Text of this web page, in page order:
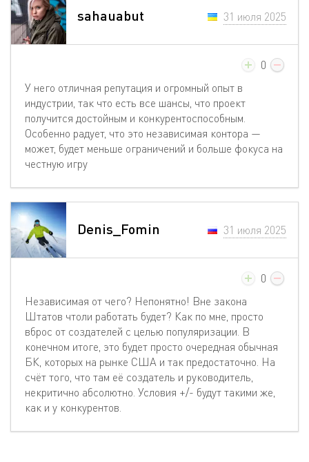
sahauabut 31 июля 2025
0
У него отличная репутация и огромный опыт в
индустрии, так что есть все шансы, что проект
получится достойным и конкурентоспособным.
Особенно радует, что это независимая контора —
может, будет меньше ограничений и больше фокуса на
честную игру
Denis_Fomin 31 июля 2025
0
Независимая от чего? Непонятно! Вне закона
Штатов чтоли работать будет? Как по мне, просто
вброс от создателей с целью популяризации. В
конечном итоге, это будет просто очередная обычная
БК, которых на рынке США и так предостаточно. На
счёт того, что там её создатель и руководитель,
некритично абсолютно. Условия +/- будут такими же,
как и у конкурентов.